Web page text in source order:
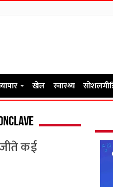
खेल स्वास्थ्य
कई